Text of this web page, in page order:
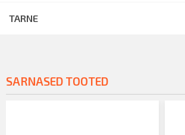
TARNE
SARNASED TOOTED